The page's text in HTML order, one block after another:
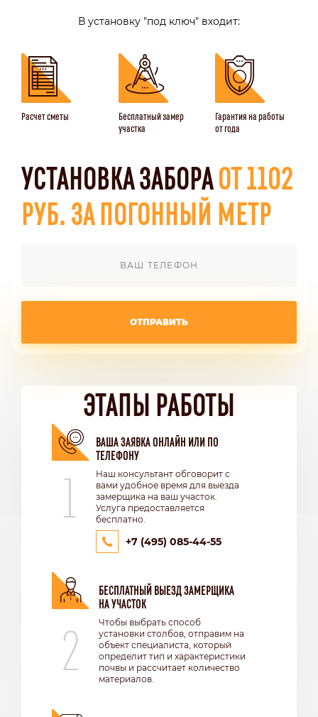
В установку "под ключ" входит:
Расчет сметы
Бесплатный замер
участка
Гарантия на работы
от года
УСТАНОВКА ЗАБОРАОТ 1102
РУБ. ЗА ПОГОННЫЙ МЕТР
ОТПРАВИТЬ
ЭТАПЫ РАБОТЫ
1
ВАША ЗАЯВКА ОНЛАЙН ИЛИ ПО
ТЕЛЕФОНУ
Наш консультант обговорит с
вами удобное время для выезда
замерщика на ваш участок.
Услуга предоставляется
бесплатно.
+7 (495) 085-44-55
2
БЕСПЛАТНЫЙ ВЫЕЗД ЗАМЕРЩИКА
НА УЧАСТОК
Чтобы выбрать способ
установки столбов, отправим на
объект специалиста, который
определит тип и характеристики
почвы и рассчитает количество
материалов.